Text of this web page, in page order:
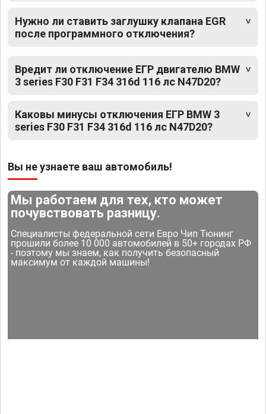
Нужно ли ставить заглушку клапана EGR
после программного отключения?
Вредит ли отключение ЕГР двигателю BMW
3 series F30 F31 F34 316d 116 лс N47D20?
Каковы минусы отключения ЕГР BMW 3
series F30 F31 F34 316d 116 лс N47D20?
Вы не узнаете ваш автомобиль!
Мы работаем для тех, кто может
почувствовать разницу.
Специалисты федеральной сети Евро Чип Тюнинг
прошили более 10 000 автомобилей в 50+ городах РФ
- поэтому мы знаем, как получить безопасный
максимум от каждой машины!